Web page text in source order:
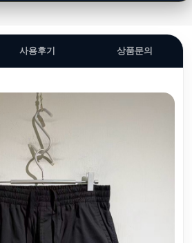
사용후기 상품문의